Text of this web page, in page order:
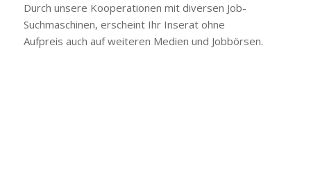
Durch unsere Kooperationen mit diversen Job-
Suchmaschinen, erscheint Ihr Inserat ohne
Aufpreis auch auf weiteren Medien und Jobbörsen.